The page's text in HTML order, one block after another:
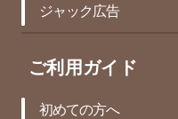
ジャック広告
ご利用ガイド
初めての方へ